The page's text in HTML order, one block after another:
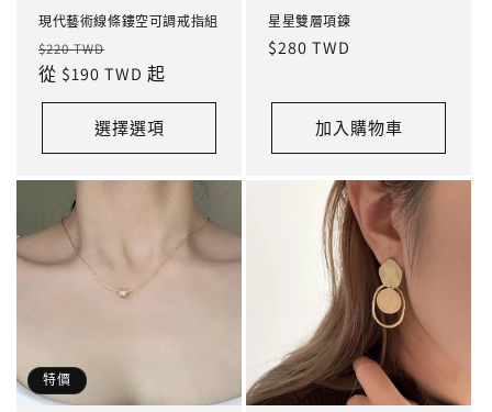
現代藝術線條鏤空可調戒指組
定
價
$220 TWD
價
從 $190 TWD 起
選擇選項
星星雙層項鍊
定
$280 TWD
加入購物車
特價